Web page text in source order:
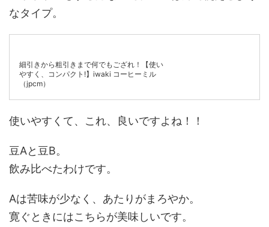
なタイプ。
細引きから粗引きまで何でもござれ！【使い
やすく、コンパクト!】iwaki コーヒーミル
（jpcm）
使いやすくて、これ、良いですよね！！
豆Aと豆B。
飲み比べたわけです。
Aは苦味が少なく、あたりがまろやか。
寛ぐときにはこちらが美味しいです。